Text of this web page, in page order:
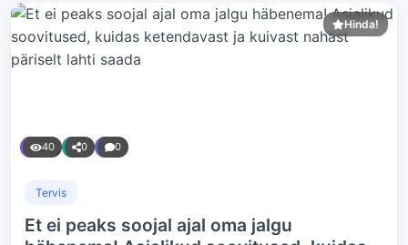
Hinda!
40 0 0
Tervis
Et ei peaks soojal ajal oma jalgu